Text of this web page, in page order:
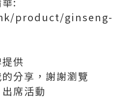
product/ginseng-
供
分享，謝謝瀏覽
席活動